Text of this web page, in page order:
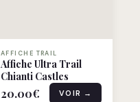
AFFICHE TRAIL
Affiche Ultra Trail
Chianti Castles
20.00€ VOIR →